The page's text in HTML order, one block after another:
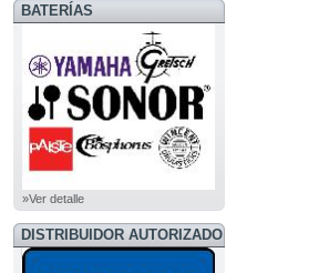
BATERÍAS
»Ver detalle
DISTRIBUIDOR AUTORIZADO
BOSS